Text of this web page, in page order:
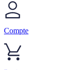
Compte